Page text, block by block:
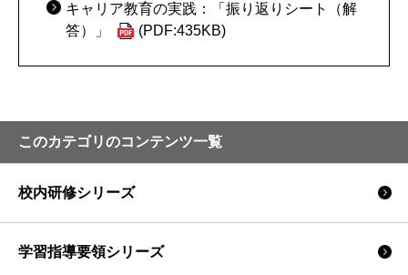
キャリア教育の実践：「振り返りシート（解
答）」
(PDF:435KB)
このカテゴリのコンテンツ一覧
校内研修シリーズ
学習指導要領シリーズ